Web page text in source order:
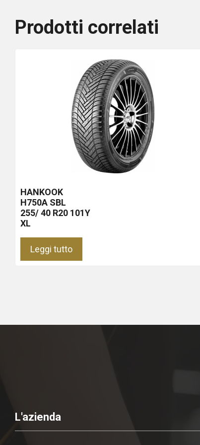
Prodotti correlati
HANKOOK
H750A SBL
255/ 40 R20 101Y
XL
Leggi tutto
L'azienda